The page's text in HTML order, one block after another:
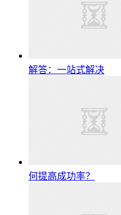
解答：一站式解决
何提高成功率？